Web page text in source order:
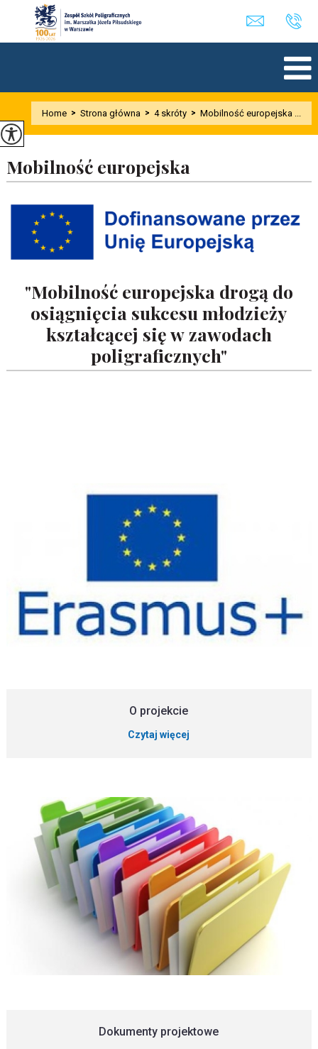
Home > Strona główna > 4 skróty > Mobilność europejska ...
Mobilność europejska
"Mobilność europejska drogą do
osiągnięcia sukcesu młodzieży
kształcącej się w zawodach
poligraficznych"
O projekcie
Czytaj więcej
Dokumenty projektowe